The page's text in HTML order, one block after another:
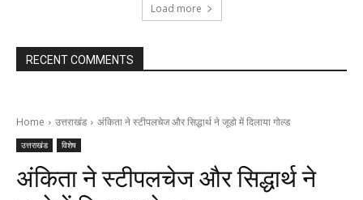
Load more
RECENT COMMENTS